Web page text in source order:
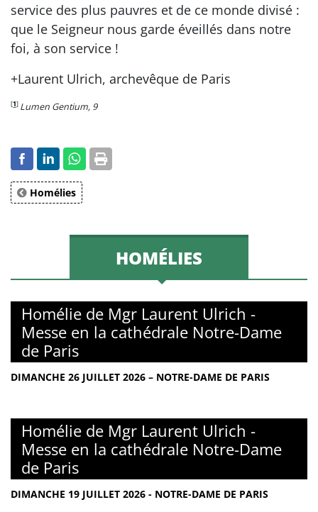
service des plus pauvres et de ce monde divisé :
que le Seigneur nous garde éveillés dans notre
foi, à son service !
+Laurent Ulrich, archevêque de Paris
[1] Lumen Gentium, 9
Homélies
HOMÉLIES
Homélie de Mgr Laurent Ulrich -
Messe en la cathédrale Notre-Dame
de Paris
DIMANCHE 26 JUILLET 2026 – NOTRE-DAME DE PARIS
Homélie de Mgr Laurent Ulrich -
Messe en la cathédrale Notre-Dame
de Paris
DIMANCHE 19 JUILLET 2026 - NOTRE-DAME DE PARIS